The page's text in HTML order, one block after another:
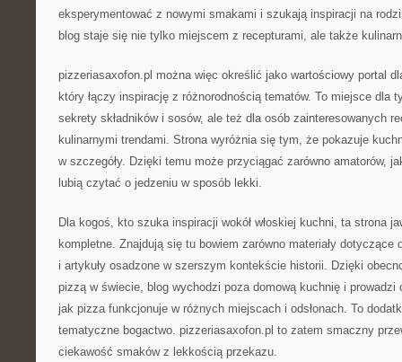
eksperymentować z nowymi smakami i szukają inspiracji na
blog staje się nie tylko miejscem z recepturami, ale także
pizzeriasaxofon.pl można więc określić jako wartościowy portal
który łączy inspirację z różnorodnością tematów. To miejsce dla
sekrety składników i sosów, ale też dla osób zainteresowanych
kulinarnymi trendami. Strona wyróżnia się tym, że pokazuje
w szczegóły. Dzięki temu może przyciągać zarówno amatorów,
lubią czytać o jedzeniu w sposób lekki.
Dla kogoś, kto szuka inspiracji wokół włoskiej kuchni, ta strona
kompletne. Znajdują się tu bowiem zarówno materiały dotyczące
i artykuły osadzone w szerszym kontekście historii. Dzięki
pizzą w świecie, blog wychodzi poza domową kuchnię i
jak pizza funkcjonuje w różnych miejscach i odsłonach. To
tematyczne bogactwo. pizzeriasaxofon.pl to zatem smaczny
ciekawość smaków z lekkością przekazu.